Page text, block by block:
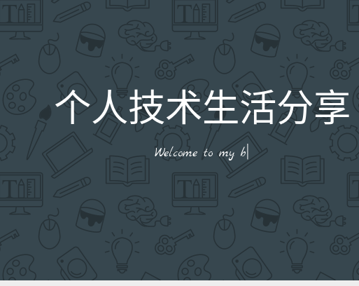
个人技术生活分享
Welcome to my bl